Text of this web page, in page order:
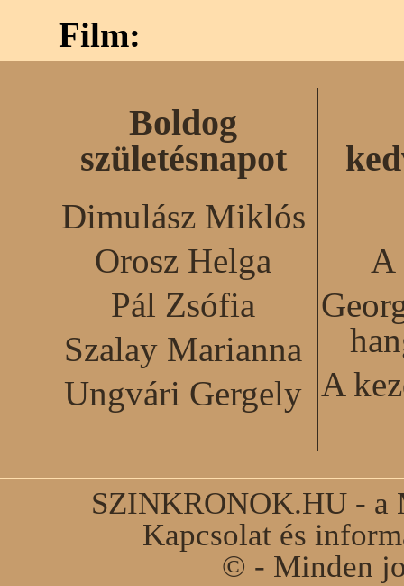
Film:
Boldog
születésnapot
Dimulász Miklós
Orosz Helga
Pál Zsófia
Szalay Marianna
Ungvári Gergely
A
A
SZINKRONOK.HU - a
Kapcsolat és
© - Minden